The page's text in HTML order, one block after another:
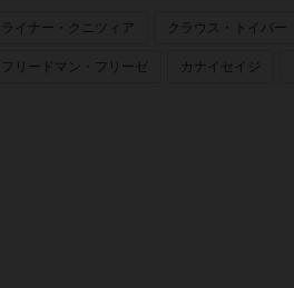
ライナー・クニツィア クラウス・トイバー
フリードマン・フリーゼ カナイセイジ